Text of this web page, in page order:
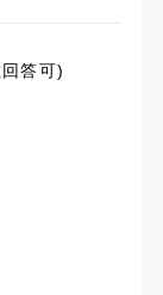
答可)